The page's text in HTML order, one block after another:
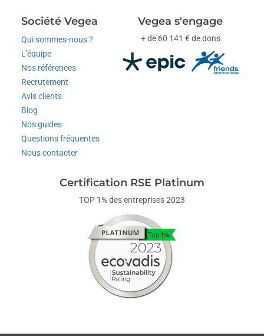
Société Vegea
Qui sommes-nous ?
L'équipe
Nos références
Recrutement
Avis clients
Blog
Nos guides
Questions fréquentes
Nous contacter
Vegea s'engage
+ de 60 141 € de dons
Certification RSE Platinum
TOP 1% des entreprises 2023